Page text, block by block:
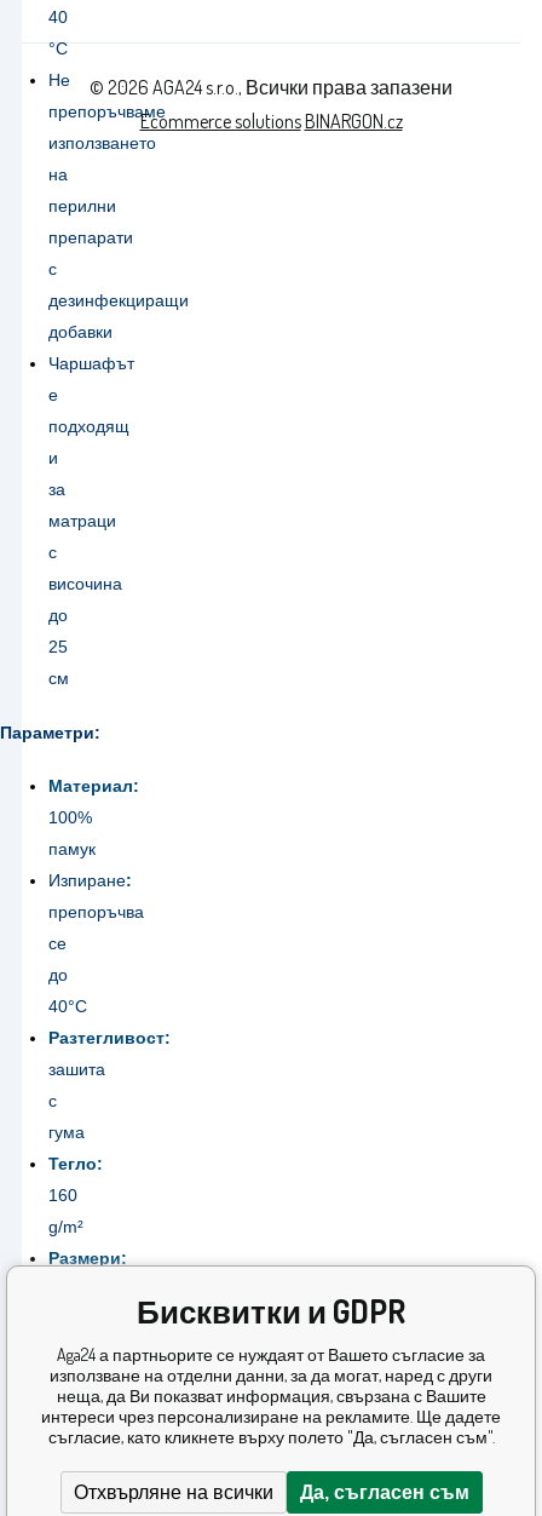
40
°C
Не
препоръчваме
използването
на
перилни
препарати
с
дезинфекциращи
добавки
Чаршафът
е
подходящ
и
за
матраци
с
височина
до
25
см
Параметри:
Материал:
100%
памук
Изпиране:
препоръчва
се
до
40°C
Разтегливост:
зашита
с
гума
Тегло:
160
g/m²
Размери:
Производител:
Aga
Гаранция
:
24
месеца
© 2026 AGA24 s.r.o., Всички права запазени
Ecommerce solutionsBINARGON.cz
Бисквитки и GDPR
Aga24 а партньорите се нуждаят от Вашето съгласие за
използване на отделни данни, за да могат, наред с други
неща, да Ви показват информация, свързана с Вашите
интереси чрез персонализиране на рекламите. Ще дадете
съгласие, като кликнете върху полето "Да, съгласен съм".
Отхвърляне на всички Да, съгласен съм